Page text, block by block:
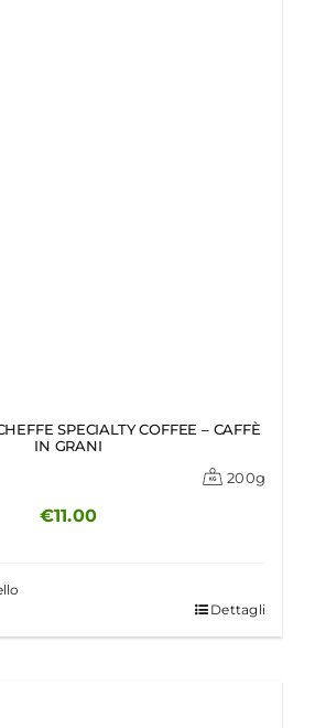
SPECIALTY COFFEE – CAFFÈ
IN GRANI
200g
€11.00
Dettagli